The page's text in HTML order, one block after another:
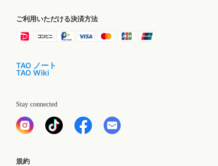
ご利用いただける決済方法
TAO ノート
TAO Wiki
Stay connected
規約